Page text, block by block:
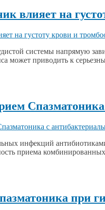
влияет на
системы напрямую
может приводить к
инфекций
приема
при